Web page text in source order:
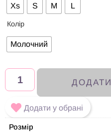
Xs S M L
Колір
Молочний
ДОДАТИ
Додати у обрані
Розмір